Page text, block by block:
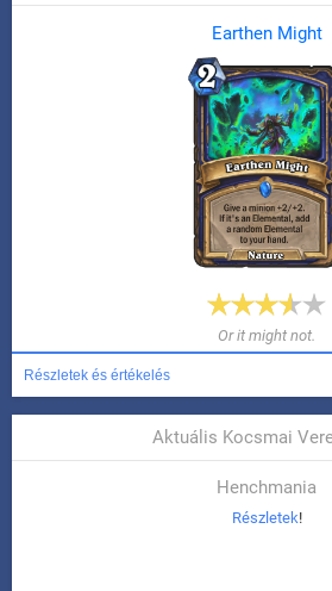
Earthen Might
Or it might not.
Részletek és értékelés
Aktuális Kocsmai
Henchmania
Részletek!